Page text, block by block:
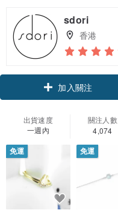
sdori
香港
領優惠券
加入關注
出貨速度
一週內
關注人數
4,074
免運 免運